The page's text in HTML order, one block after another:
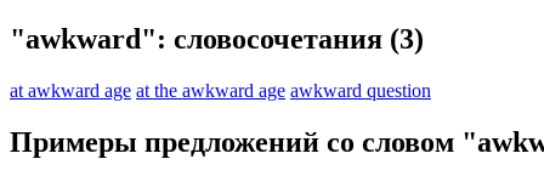
"awkward": словосочетания (3)
at awkward age at the awkward age awkward question
Примеры предложений со словом